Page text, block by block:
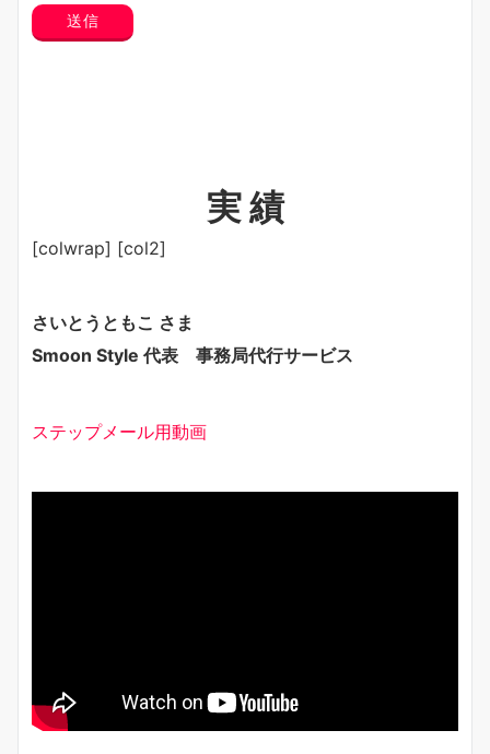
実 績
[colwrap] [col2]
さいとうともこ さま
Smoon Style 代表 事務局代行サービス
ステップメール用動画